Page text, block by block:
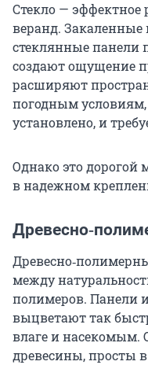
Стекло —
веранд.
стеклянные панели
создают ощущение
расширяют
погодным
установлено, и
Однако это дорогой
в надежном
между
полимеров. Панели
выцветают так
влаге и насекомым.
древесины, просты